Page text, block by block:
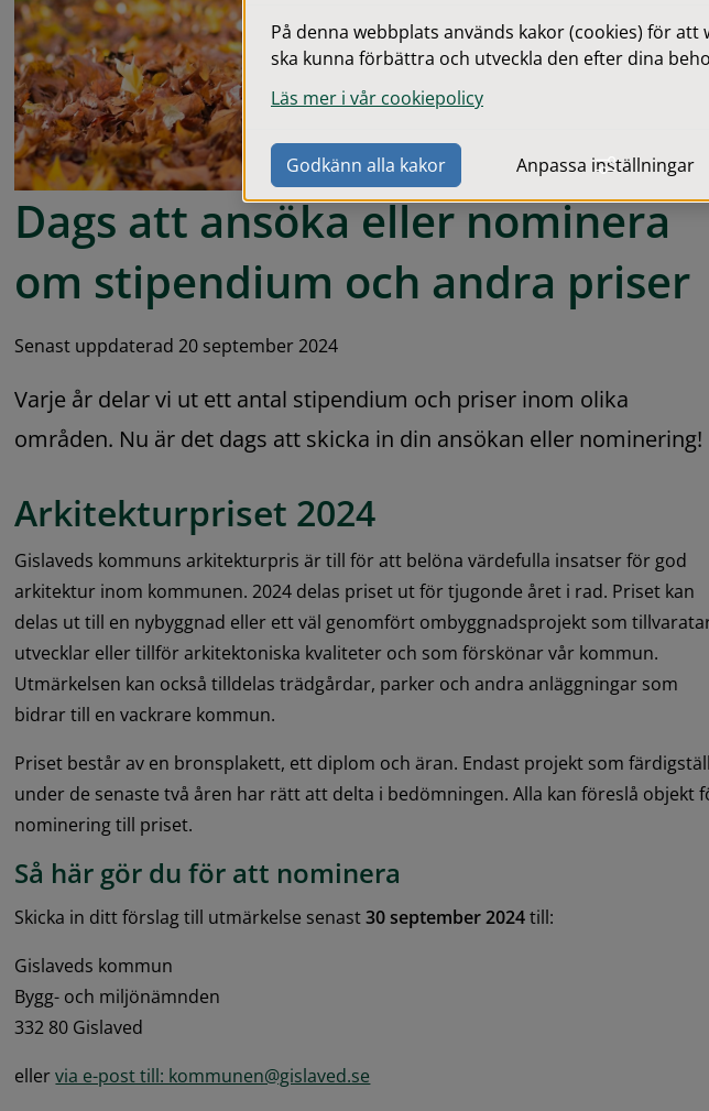
Dags att ansöka eller nominera
om stipendium och andra priser
Senast uppdaterad 20 september 2024
Varje år delar vi ut ett antal stipendium och priser inom olika
områden. Nu är det dags att skicka in din ansökan eller nominering!
Arkitekturpriset 2024
Gislaveds kommuns arkitekturpris är till för att belöna värdefulla insatser för god
arkitektur inom kommunen. 2024 delas priset ut för tjugonde året i rad. Priset kan
delas ut till en nybyggnad eller ett väl genomfört ombyggnadsprojekt som
utvecklar eller tillför arkitektoniska kvaliteter och som förskönar vår kommun.
Utmärkelsen kan också tilldelas trädgårdar, parker och andra anläggningar som
bidrar till en vackrare kommun.
Priset består av en bronsplakett, ett diplom och äran. Endast projekt som
under de senaste två åren har rätt att delta i bedömningen. Alla kan föreslå objekt
nominering till priset.
Så här gör du för att nominera
Skicka in ditt förslag till utmärkelse senast 30 september 2024 till:
Gislaveds kommun
Bygg- och miljönämnden
332 80 Gislaved
eller via e-post till: kommunen@gislaved.se
På denna webbplats används kakor (cookies) för
ska kunna förbättra och utveckla den efter dina
Läs mer i vår cookiepolicy
Godkänn alla kakor Anpassa inställningar